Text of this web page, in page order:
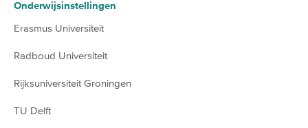
Onderwijsinstellingen
Erasmus Universiteit
Radboud Universiteit
Rijksuniversiteit Groningen
TU Delft